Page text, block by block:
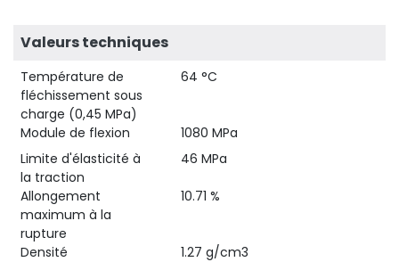
Valeurs techniques
Température de
fléchissement sous
charge (0,45 MPa)
64 °C
Module de flexion
1080 MPa
Limite d'élasticité à
la traction
46 MPa
Allongement
maximum à la
rupture
10.71 %
Densité 1.27 g/cm3